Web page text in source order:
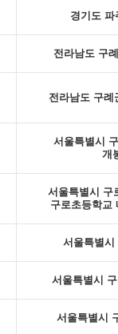
경기도 파
전라남도 구
전라남도 구례
서울특별시
개
서울특별시 구
구로초등학교
서울특별시
서울특별시
서울특별시